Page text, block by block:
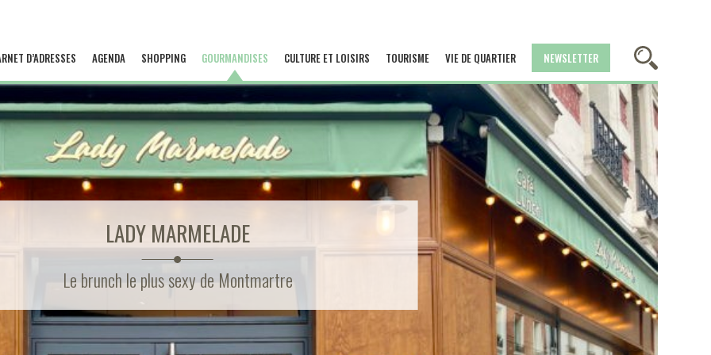
D’ADRESSES AGENDA SHOPPING GOURMANDISES CULTURE ET LOISIRS TOURISME VIE DE QUARTIER NEWSLETTER
LADY MARMELADE
Le brunch le plus sexy de Montmartre